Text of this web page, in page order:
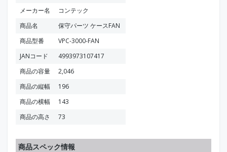
メーカー名
コンテック
商品名
保守パーツ ケースFAN
商品型番
VPC-3000-FAN
JANコード
4993973107417
商品の容量
2,046
商品の縦幅
196
商品の横幅
143
商品の高さ
73
商品スペック情報